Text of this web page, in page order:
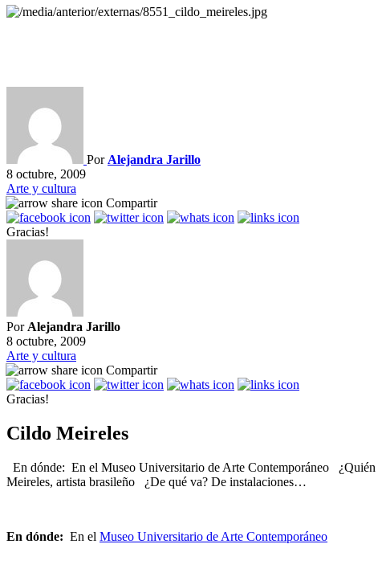
Por Alejandra Jarillo
8 octubre, 2009
Arte y cultura
Compartir
Gracias!
Por Alejandra Jarillo
8 octubre, 2009
Arte y cultura
Compartir
Gracias!
Cildo Meireles
En dónde: En el Museo Universitario de Arte Contemporáneo ¿Quién
Meireles, artista brasileño ¿De qué va? De instalaciones…
En dónde: En el Museo Universitario de Arte Contemporáneo